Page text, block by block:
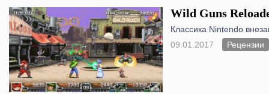
Wild Guns
Классика Nintendo
09.01.2017
Рецензии